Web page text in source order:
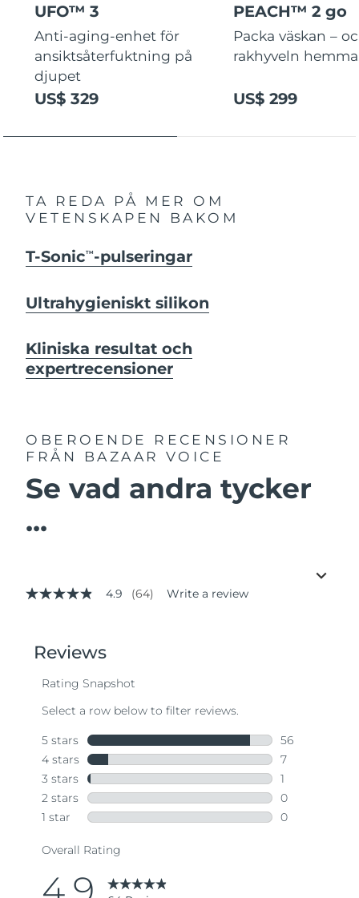
UFO™ 3
Anti-aging-enhet för
ansiktsåterfuktning på
djupet
US$ 329
PEACH™ 2 go
Packa väskan –
rakhyveln
US$ 299
TA REDA PÅ MER OM
VETENSKAPEN BAKOM
T-SonicTM -pulseringar
Ultrahygieniskt silikon
Kliniska resultat och
expertrecensioner
OBEROENDE RECENSIONER
FRÅN BAZAAR VOICE
Se vad andra tycker
...
4.9
stars,
average
value.
Same
page
link.
4.9 (64) Write a review